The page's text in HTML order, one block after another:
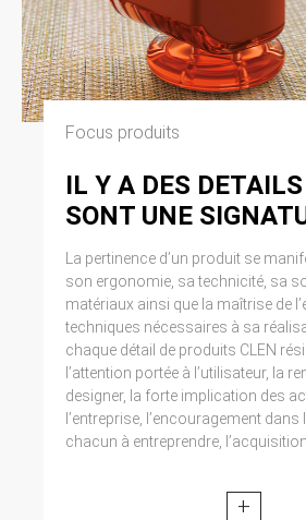
Focus produits
IL Y A DES DETAILS
SONT UNE
La pertinence d’un produit se
son ergonomie, sa technicité, sa
matériaux ainsi que la maîtrise de
techniques nécessaires à sa
chaque détail de produits CLEN
l’attention portée à l’utilisateur, la
designer, la forte implication des
l’entreprise, l’encouragement
chacun à entreprendre,
+